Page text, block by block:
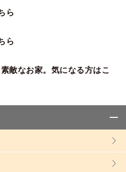
ら
ら
敵なお家。気になる方はこ